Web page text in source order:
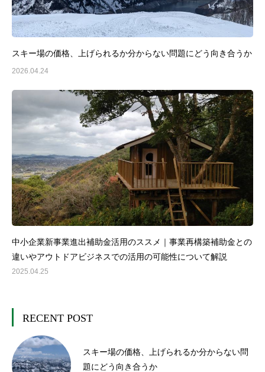
スキー場の価格、上げられるか分からない問題にどう向き合うか
2026.04.24
中小企業新事業進出補助金活用のススメ｜事業再構築補助金との
違いやアウトドアビジネスでの活用の可能性について解説
2025.04.25
RECENT POST
スキー場の価格、上げられるか分からない問
題にどう向き合うか